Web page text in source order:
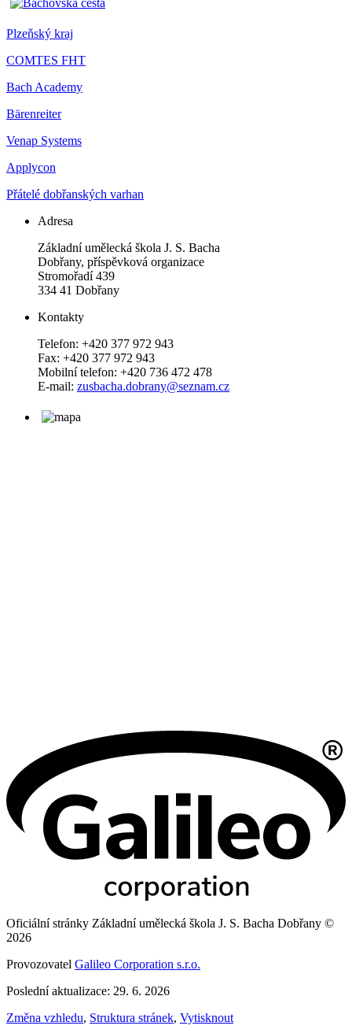
Plzeňský kraj
COMTES FHT
Bach Academy
Bärenreiter
Venap Systems
Applycon
Přátelé dobřanských varhan
Adresa
Základní umělecká škola J. S. Bacha
Dobřany, příspěvková organizace
Stromořadí 439
334 41 Dobřany
Kontakty
Telefon: +420 377 972 943
Fax: +420 377 972 943
Mobilní telefon: +420 736 472 478
E-mail: zusbacha.dobrany@seznam.cz
Oficiální stránky Základní umělecká škola J. S. Bacha Dobřany ©
2026
Provozovatel Galileo Corporation s.r.o.
Poslední aktualizace: 29. 6. 2026
Změna vzhledu, Struktura stránek, Vytisknout